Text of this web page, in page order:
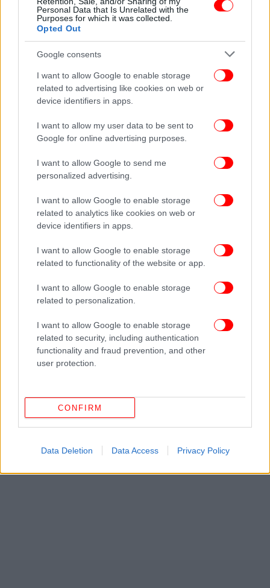
Personal Data that Is Unrelated with the
Purposes for which it was collected.
Opted Out
Google consents
I want to allow Google to enable storage
related to advertising like cookies on web or
device identifiers in apps.
I want to allow my user data to be sent to
Google for online advertising purposes.
I want to allow Google to send me
personalized advertising.
I want to allow Google to enable storage
related to analytics like cookies on web or
device identifiers in apps.
I want to allow Google to enable storage
related to functionality of the website or app.
I want to allow Google to enable storage
related to personalization.
I want to allow Google to enable storage
related to security, including authentication
functionality and fraud prevention, and other
user protection.
CONFIRM
Data Deletion Data Access Privacy Policy
ΠΕΡΙΣΣΟΤΕΡΑ ΒΙΝΤΕΟ
πρώτοι όλες τις ειδήσεις
ΔΙΑΒΑΣΤΕ ΠΕΡΙΣΣΟΤΕΡΑ